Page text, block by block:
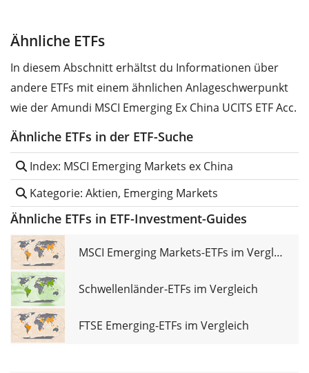
Ähnliche ETFs
In diesem Abschnitt erhältst du Informationen über
andere ETFs mit einem ähnlichen Anlageschwerpunkt
wie der Amundi MSCI Emerging Ex China UCITS ETF Acc.
Ähnliche ETFs in der ETF-Suche
Index: MSCI Emerging Markets ex China
Kategorie: Aktien, Emerging Markets
Ähnliche ETFs in ETF-Investment-Guides
MSCI Emerging Markets-ETFs im Vergleich
Schwellenländer-ETFs im Vergleich
FTSE Emerging-ETFs im Vergleich